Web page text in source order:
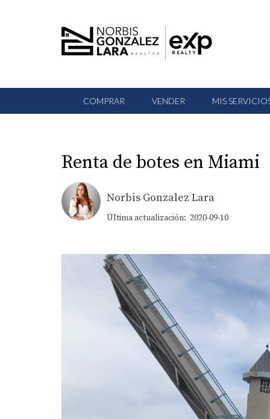
COMPRAR VENDER MIS
Renta de botes en Miami
Norbis Gonzalez Lara
Última actualización: 2020-09-10